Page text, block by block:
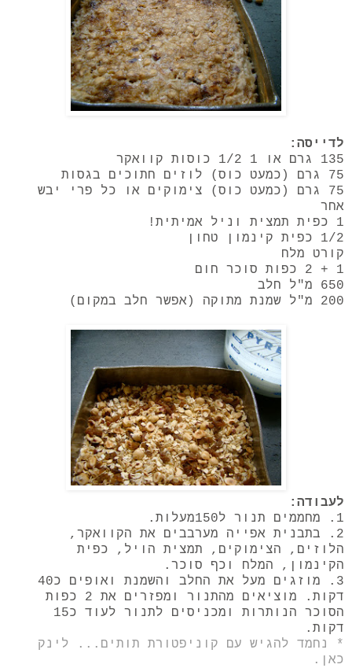
לדייסה:
135 גרם או 1 1/2 כוסות קוואקר
75 גרם (כמעט כוס) לוזים חתוכים בגסות
75 גרם (כמעט כוס) צימוקים או כל פרי יבש
אחר
1 כפית תמצית וניל אמיתית!
1/2 כפית קינמון טחון
קורט מלח
1 + 2 כפות סוכר חום
650 מ"ל חלב
200 מ"ל שמנת מתוקה (אפשר חלב במקום)
לעבודה:
1. מחממים תנור ל150מעלות.
2. בתבנית אפייה מערבבים את הקוואקר,
הלוזים, הצימוקים, תמצית הויל, כפית
הקינמון, המלח וכף סוכר.
3. מוזגים מעל את החלב והשמנת ואופים כ40
דקות. מוציאים מהתנור ומפזרים את 2 כפות
הסוכר הנותרות ומכניסים לתנור לעוד כ15
דקות.
* נחמד להגיש עם קוניפטורת תותים... לינק
כאן.